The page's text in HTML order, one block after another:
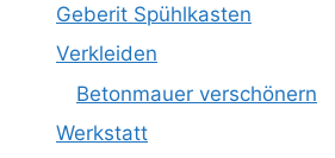
Geberit Spühlkasten
Verkleiden
Betonmauer verschönern
Werkstatt